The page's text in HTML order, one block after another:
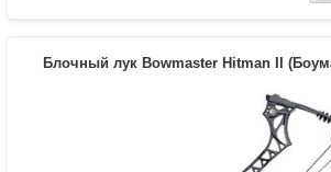
Высота базы (дюймы)
7.1
Рукоять -
алюминий 7075-
Развлечение,
Блочный лук Bowmaster Hitman II